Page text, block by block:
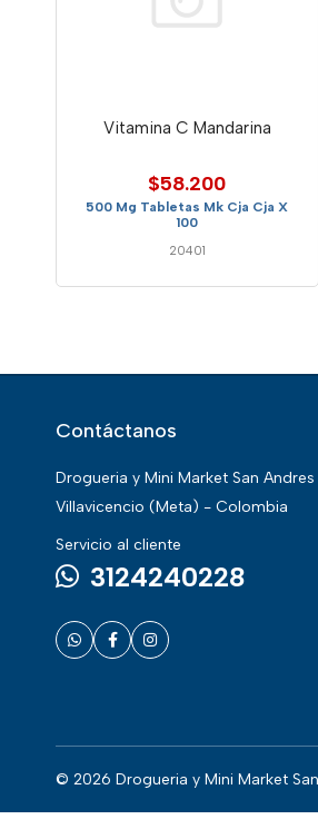
Vitamina C Mandarina
$58.200
500 Mg Tabletas Mk Cja Cja X
100
20401
Contáctanos
Drogueria y Mini Market San Andres
Villavicencio (Meta) - Colombia
Servicio al cliente
3124240228
© 2026 Drogueria y Mini Market